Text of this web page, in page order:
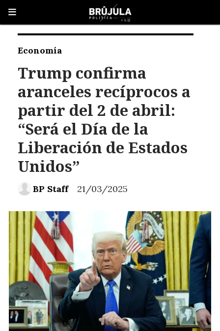
Trump confirma
aranceles recíprocos a
partir del 2 de abril:
“Será el Día de la
Liberación de Estados
Unidos”
Economía
21/03/2025
BP Staff